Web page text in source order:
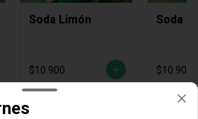
Soda Limón
$10.900
Soda
$10.900